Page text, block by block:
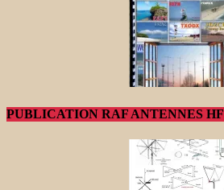
PUBLICATION RAF ANTENNES HF